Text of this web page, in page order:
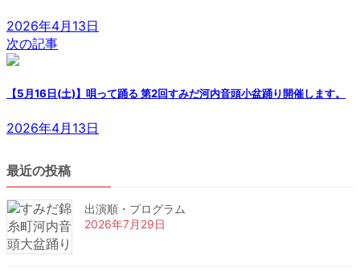
2026年4月13日
次の記事
【5月16日(土)】唄って踊る 第2回すみだ河内音頭小盆踊り開催します。
2026年4月13日
最近の投稿
出演順・プログラム
2026年7月29日